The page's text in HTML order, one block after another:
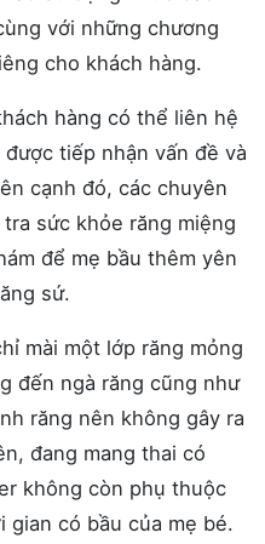
với những chương
cho khách hàng.
hàng có thể liên hệ
tiếp nhận vấn đề và
cạnh đó, các chuyên
sức khỏe răng miệng
để mẹ bầu thêm yên
sứ.
mài một lớp răng mỏng
đến ngà răng cũng như
răng nên không gây ra
đang mang thai có
không còn phụ thuộc
có bầu của mẹ bé.